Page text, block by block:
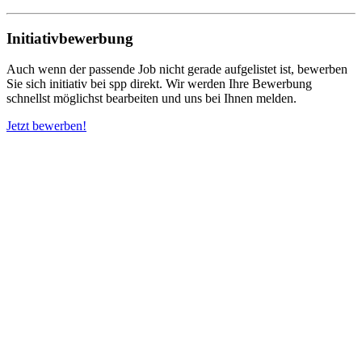
Initiativbewerbung
Auch wenn der passende Job nicht gerade aufgelistet ist, bewerben
Sie sich initiativ bei spp direkt. Wir werden Ihre Bewerbung
schnellst möglichst bearbeiten und uns bei Ihnen melden.
Jetzt bewerben!